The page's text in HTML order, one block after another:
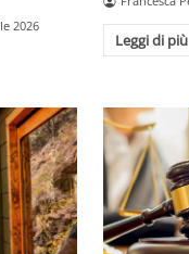
2026
Leggi di più